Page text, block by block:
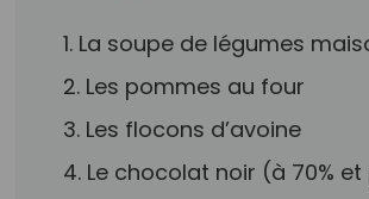
1. La soupe de légumes
2. Les pommes au four
3. Les flocons d’avoine
4. Le chocolat noir (à 70%